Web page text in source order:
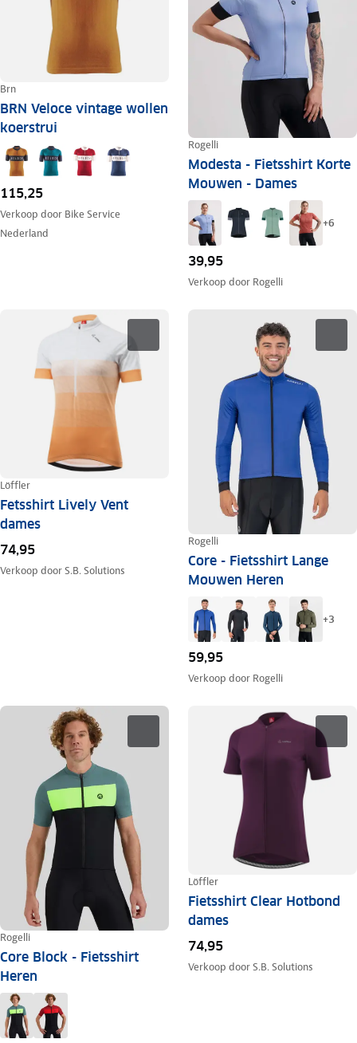
Brn
BRN Veloce vintage wollen
koerstrui
115,25
Verkoop door Bike Service
Nederland
Rogelli
Modesta - Fietsshirt Korte
Mouwen - Dames
+6
39,95
Verkoop door Rogelli
Löffler
Fetsshirt Lively Vent
dames
74,95
Verkoop doorS.B. Solutions
Rogelli
Core - Fietsshirt Lange
Mouwen Heren
+3
59,95
Verkoop door Rogelli
Rogelli
Core Block - Fietsshirt
Heren
Löffler
Fietsshirt Clear Hotbond
dames
74,95
Verkoop doorS.B. Solutions